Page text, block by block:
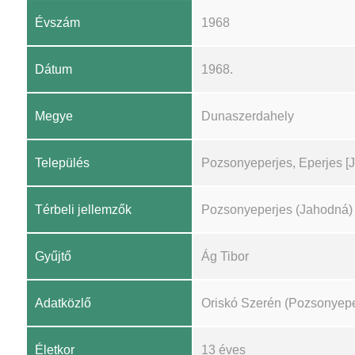
Évszám 1968
Dátum 1968.
Megye Dunaszerdahely
Település Pozsonyeperjes, Eperjes
Térbeli jellemzők Pozsonyeperjes (Jahodná)
Gyűjtő Ág Tibor
Adatközlő Oriskó Szerén
Életkor 13 éves